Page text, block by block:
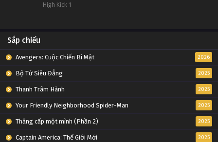
High Kick 1
Sắp chiếu
Avengers: Cuộc Chiến Bí Mật 2026
Bộ Tứ Siêu Đẳng 2025
Thanh Trâm Hành 2025
Your Friendly Neighborhood Spider-Man 2025
Thăng cấp một mình (Phần 2) 2025
Captain America: Thế Giới Mới 2025